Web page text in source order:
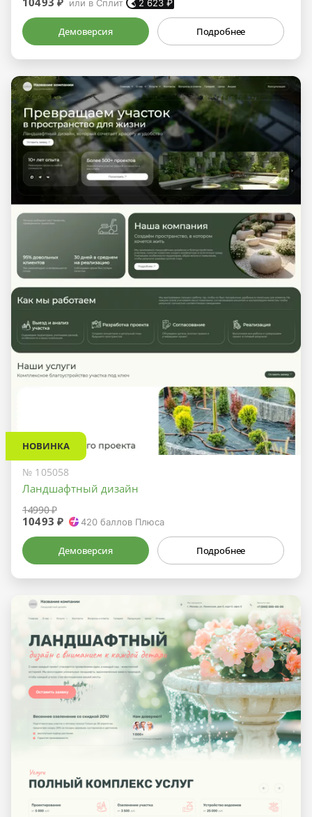
или в Сплит 2 623 ₽
Демоверсия Подробнее
НОВИНКА
№ 105058
Ландшафтный дизайн
14990 ₽
10493 ₽ 420 баллов Плюса
Демоверсия Подробнее